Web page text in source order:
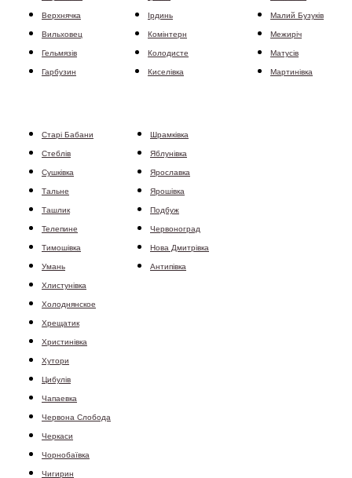
Верхнячка
Вильховец
Гельмязів
Гарбузин
Ірдинь
Комінтерн
Колодисте
Киселівка
Малий Бузуків
Межиріч
Матусів
Мартинівка
Старі Бабани
Стеблів
Сушківка
Тальне
Ташлик
Телепине
Тимошівка
Умань
Хлистунівка
Холоднянское
Хрещатик
Христинівка
Хутори
Цибулів
Чапаевка
Червона Слобода
Черкаси
Чорнобаївка
Чигирин
Шрамківка
Яблунівка
Ярославка
Ярошівка
Подбуж
Червоноград
Нова Дмитрівка
Антипівка